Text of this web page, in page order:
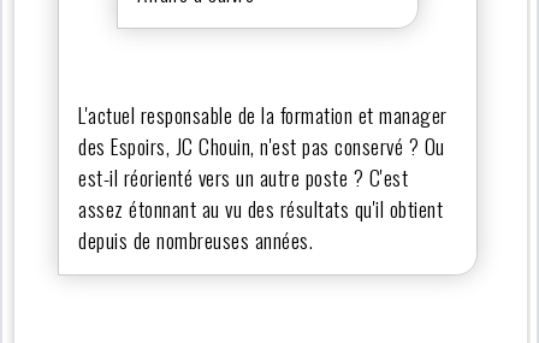
L'actuel responsable de la formation et manager
des Espoirs, JC Chouin, n'est pas conservé ? Ou
est-il réorienté vers un autre poste ? C'est
assez étonnant au vu des résultats qu'il obtient
depuis de nombreuses années.